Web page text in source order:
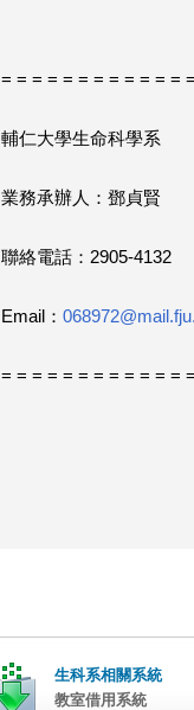
= = = = = = = = = = = =
輔仁大學生命科學系
業務承辦人：鄧貞賢
聯絡電話：2905-4132
Email：
= = = = = = = = = = = =
生科系相關系統
教室借用系統